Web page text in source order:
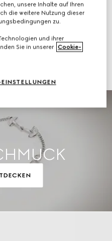
unsere Inhalte auf Ihren
die weitere Nutzung dieser
zu.
und ihrer
Sie in unserer Cookie-